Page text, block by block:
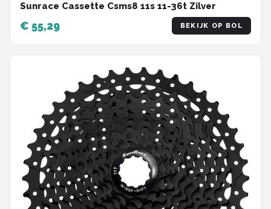
Sunrace Cassette Csms8 11s 11-36t Zilver
€ 55,29 BEKIJK OP BOL